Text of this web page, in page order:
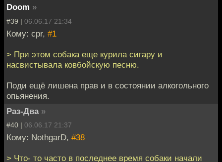
Doom »
#39 | 06.06.17 21:34
Кому: cpr, #1
> При этом собака еще курила сигару и
насвистывала ковбойскую песню.
Поди ещё лишена прав и в состоянии алкогольного
опьянения.
Раз-Два »
#40 | 06.06.17 21:37
Кому: NothgarD, #38
> Что- то часто в последнее время собаки начали